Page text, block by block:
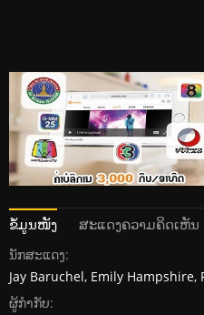
ຂໍ້ມູນໜັງ ສະແດງຄວາມຄິດເຫັນ
ນັກສະແດງ:
Jay Baruchel, Emily Hampshire,
ຜູ້ກໍາກັບ: